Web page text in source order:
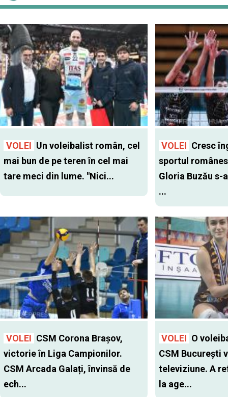
VOLEI Un voleibalist român, cel
mai bun de pe teren în cel mai
tare meci din lume. "Nici...
VOLEI Cresc
sportul
Gloria Buzău s-
...
VOLEI CSM Corona Brașov,
victorie în Liga Campionilor.
CSM Arcada Galați, învinsă de
ech...
VOLEI O
CSM Bucureşti
televiziune. A
la age...